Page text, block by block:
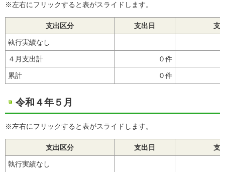
※左右にフリックすると表がスライドします。
支出区分 支出日 支
執行実績なし
４月支出計 ０件
累計 ０件
令和４年５月
※左右にフリックすると表がスライドします。
支出区分 支出日 支
執行実績なし